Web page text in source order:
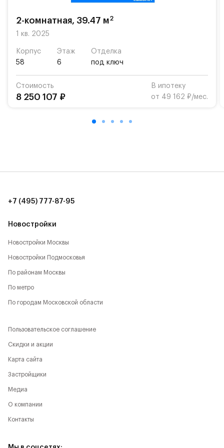
возможность посещения частной гимназии
Для автомобилистов — закрытые озеленённые
Территория квартала приватная, въезд
осуществляется по пропускам.#yan19-2r1513696#
2-комнатная, 39.47 м2
1 кв. 2025
Корпус
58
Этаж
6
Отделка
под ключ
Стоимость
8 250 107 ₽
В ипотеку
от 49 162 ₽/мес.
Новостройки
Новостройки Москвы
Новостройки Подмосковья
По районам Москвы
По метро
По городам Московской области
+7 (495) 777-87-95
Пользовательское соглашение
Скидки и акции
Карта сайта
Застройщики
Медиа
О компании
Контакты